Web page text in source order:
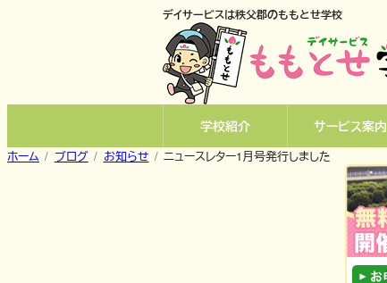
デイサービスは秩父郡のももとせ学校
学校紹介 サービス案内
ホーム ブログ お知らせ ニュースレター1月号発行しました